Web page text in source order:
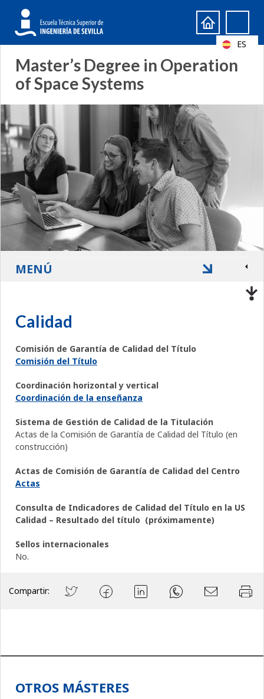
Formulario
de
búsqueda
Search
Master’s Degree in Operation
of Space Systems
Calidad
Comisión de Garantía de Calidad del Título
Comisión del Título
Coordinación horizontal y vertical
Coordinación de la enseñanza
Sistema de Gestión de Calidad de la Titulación
Actas de la Comisión de Garantía de Calidad del Título (en
construcción)
Actas de Comisión de Garantía de Calidad del Centro
Actas
Consulta de Indicadores de Calidad del Título en la US
Calidad – Resultado del título (próximamente)
Sellos internacionales
No.
Compartir:
MENÚ
OTROS MÁSTERES
ES